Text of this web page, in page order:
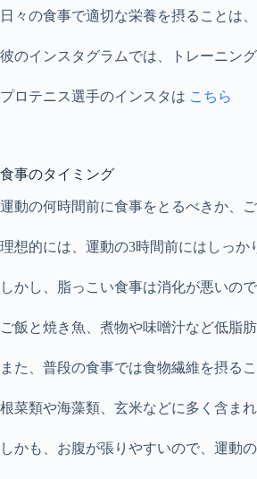
日々の食事で適切な栄養を摂ることは
彼のインスタグラムでは、トレーニン
プロテニス選手のインスタは こちら
食事のタイミング
運動の何時間前に食事をとるべきか、
理想的には、運動の3時間前にはしっか
しかし、脂っこい食事は消化が悪いの
ご飯と焼き魚、煮物や味噌汁など低脂
また、普段の食事では食物繊維を摂る
根菜類や海藻類、玄米などに多く含ま
しかも、お腹が張りやすいので、運動